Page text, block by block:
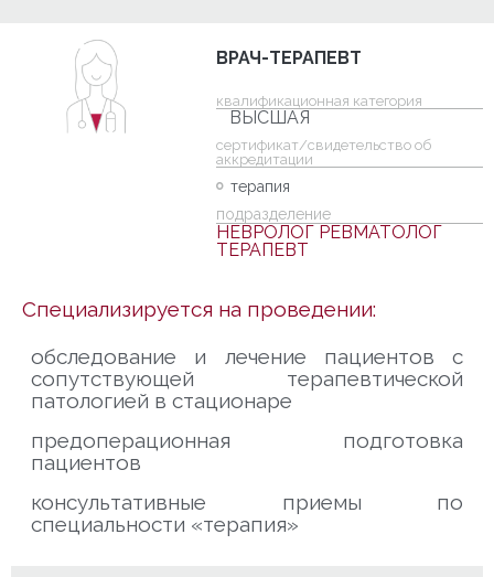
ВРАЧ-ТЕРАПЕВТ
квалификационная категория
ВЫСШАЯ
cертификат/свидетельство об
аккредитации
терапия
подразделение
НЕВРОЛОГ РЕВМАТОЛОГ
ТЕРАПЕВТ
Специализируется на проведении:
обследование и лечение пациентов с
сопутствующей терапевтической
патологией в стационаре
предоперационная подготовка
пациентов
консультативные приемы по
специальности «терапия»